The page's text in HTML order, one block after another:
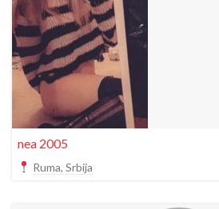
nea 2005
Ruma, Srbija